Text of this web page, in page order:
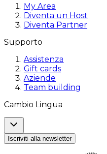
My Area
Diventa un Host
Diventa Partner
Supporto
Assistenza
Gift cards
Aziende
Team building
Cambio Lingua
Iscriviti alla newsletter